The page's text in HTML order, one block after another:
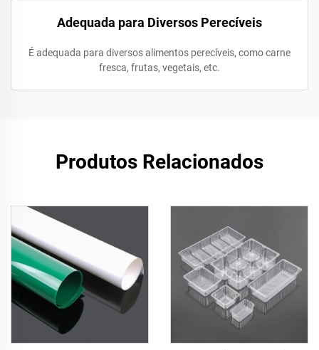
Adequada para Diversos Perecíveis
É adequada para diversos alimentos perecíveis, como carne
fresca, frutas, vegetais, etc.
Produtos Relacionados